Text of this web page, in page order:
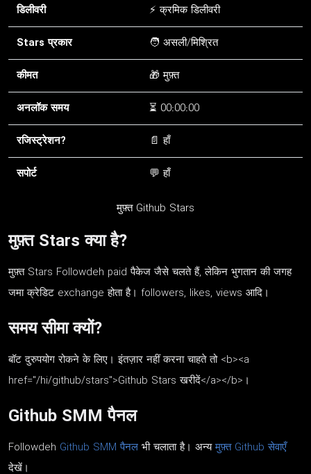
डिलीवरी
⚡ क्रमिक डिलीवरी
Stars प्रकार
🧑 असली/मिश्रित
कीमत
🎁 मुफ़्त
अनलॉक समय
⏳ 00:00:00
रजिस्ट्रेशन?
📄 हाँ
सपोर्ट
💬 हाँ
मुफ़्त Github Stars
मुफ़्त Stars क्या है?
मुफ़्त Stars Followdeh paid पैकेज जैसे चलते हैं, लेकिन भुगतान की जगह
जमा क्रेडिट exchange होता है। followers, likes, views आदि।
समय सीमा क्यों?
बॉट दुरुपयोग रोकने के लिए। इंतज़ार नहीं करना चाहते तो <b><a
href="/hi/github/stars">Github Stars खरीदें</a></b>।
Github SMM पैनल
Followdeh Github SMM पैनल भी चलाता है। अन्यमुफ़्त Github सेवाएँ
देखें।